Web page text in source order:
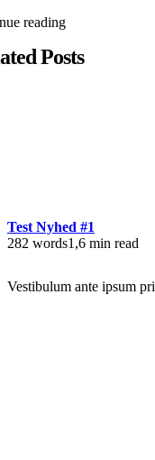
reading
Posts
Test Nyhed #1
282 words1,6 min read
Vestibulum ante ipsum